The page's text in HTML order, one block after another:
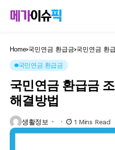
Home 국민연금 환급금 국민연금 환
국민연금 환급금
국민연금 환급금
해결방법
생활정보 1 Mins Read